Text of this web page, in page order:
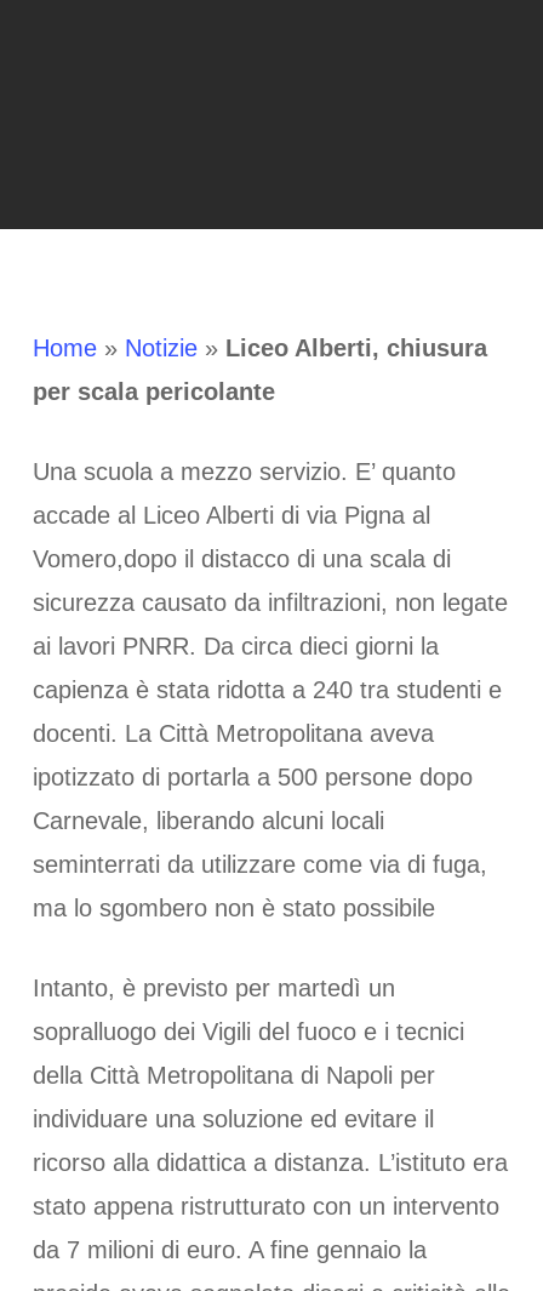
Home» Notizie» Liceo Alberti, chiusura
per scala pericolante
Una scuola a mezzo servizio. E’ quanto
accade al Liceo Alberti di via Pigna al
Vomero,dopo il distacco di una scala di
sicurezza causato da infiltrazioni, non legate
ai lavori PNRR. Da circa dieci giorni la
capienza è stata ridotta a 240 tra studenti e
docenti. La Città Metropolitana aveva
ipotizzato di portarla a 500 persone dopo
Carnevale, liberando alcuni locali
seminterrati da utilizzare come via di fuga,
ma lo sgombero non è stato possibile
Intanto, è previsto per martedì un
sopralluogo dei Vigili del fuoco e i tecnici
della Città Metropolitana di Napoli per
individuare una soluzione ed evitare il
ricorso alla didattica a distanza. L’istituto era
stato appena ristrutturato con un intervento
da 7 milioni di euro. A fine gennaio la